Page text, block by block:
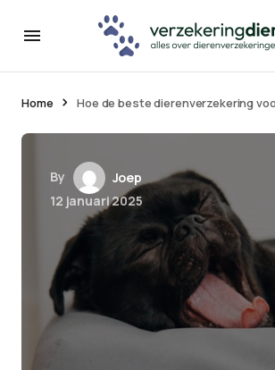
Home Hoe de beste dierenverzekering
By
Joep
12 januari 2025